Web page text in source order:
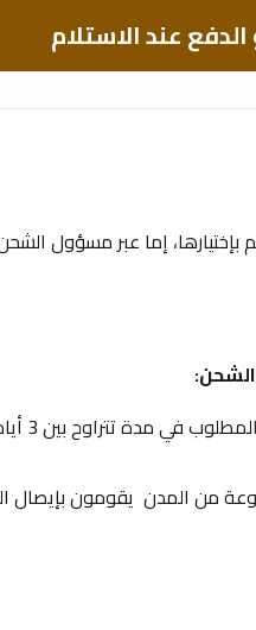
عند الاستلام
بإختيارها، إما عبر مسؤول
و 7 أيام نحوالإتجاهات الرئيسية.
يقومون بإيصال